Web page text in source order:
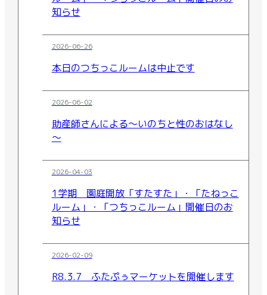
知らせ
2026-06-26
本日のつちっこルームは中止です
2026-06-02
助産師さんによる～いのちと性のおはなし
～
2026-04-03
1学期 園庭開放「すたすた」・「たねっこ
ルーム」・「つちっこルーム」開催日のお
知らせ
2026-02-09
R8.3.7 ふたぷぅマーケットを開催します